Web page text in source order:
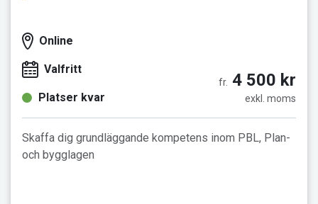
Online
Valfritt
Platser kvar
fr. 4 500 kr
exkl. moms
Skaffa dig grundläggande kompetens inom PBL, Plan-
och bygglagen